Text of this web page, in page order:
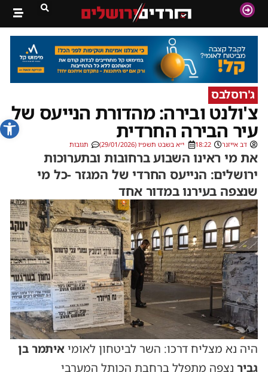
פתח
ג'רוסלבס
צ'ולנט ובירה: מהדורת הנייעס של
עיר הבירה החרדית
דב אייזנר 18:22 י״א בשבט תשפ״ו (29/01/2026) תגובות
את מי ראינו השבוע ברחובות ובתערוכות
ירושלים: הנייעס החרדי של המגזר -כל מי
שנצפה בעירנו במדור אחד
היה נא מצליח דרכו: השר לביטחון לאומיאיתמר בן
גביר נצפה מתפלל ברחבת הכותל המערבי